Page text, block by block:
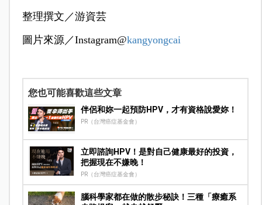
整理撰文／游資芸
圖片來源／Instagram@kangyongcai
您也可能喜歡這些文章
伴侶和妳一起預防HPV，才有資格說愛妳！
PR（台灣癌症基金會）
立即諮詢HPV！是對自己健康最好的投資，
把握現在不嫌晚！
PR（台灣癌症基金會）
腦科學家都在做的散步秘訣！三種「療癒系